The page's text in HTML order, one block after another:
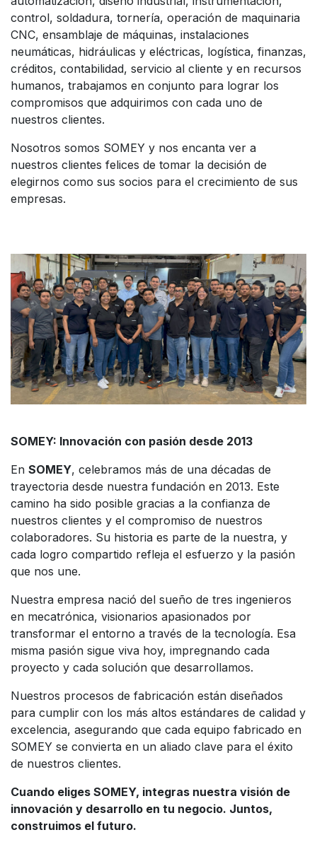
control, soldadura, tornería, operación de maquinaria
CNC, ensamblaje de máquinas, instalaciones
neumáticas, hidráulicas y eléctricas, logística, finanzas,
créditos, contabilidad, servicio al cliente y en recursos
humanos, trabajamos en conjunto para lograr los
compromisos que adquirimos con cada uno de
nuestros clientes.
Nosotros somos SOMEY y nos encanta ver a
nuestros clientes felices de tomar la decisión de
elegirnos como sus socios para el crecimiento de sus
empresas.
SOMEY: Innovación con pasión desde 2013
En SOMEY, celebramos más de una décadas de
trayectoria desde nuestra fundación en 2013. Este
camino ha sido posible gracias a la confianza de
nuestros clientes y el compromiso de nuestros
colaboradores. Su historia es parte de la nuestra, y
cada logro compartido refleja el esfuerzo y la pasión
que nos une.
Nuestra empresa nació del sueño de tres ingenieros
en mecatrónica, visionarios apasionados por
transformar el entorno a través de la tecnología. Esa
misma pasión sigue viva hoy, impregnando cada
proyecto y cada solución que desarrollamos.
Nuestros procesos de fabricación están diseñados
para cumplir con los más altos estándares de calidad y
excelencia, asegurando que cada equipo fabricado en
SOMEY se convierta en un aliado clave para el éxito
de nuestros clientes.
Cuando eliges SOMEY, integras nuestra visión de
innovación y desarrollo en tu negocio. Juntos,
construimos el futuro.